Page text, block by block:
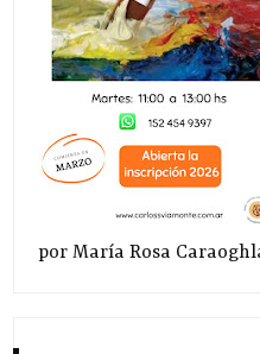
por María Rosa